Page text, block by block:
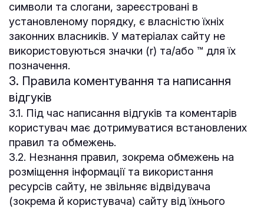
символи та слогани, зареєстровані в
установленому порядку, є власністю їхніх
законних власників. У матеріалах сайту не
використовуються значки (r) та/або ™ для їх
позначення.
3. Правила коментування та написання
відгуків
3.1. Під час написання відгуків та коментарів
користувач має дотримуватися встановлених
правил та обмежень.
3.2. Незнання правил, зокрема обмежень на
розміщення інформації та використання
ресурсів сайту, не звільняє відвідувача
(зокрема й користувача) сайту від їхнього